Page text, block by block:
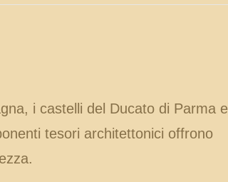
i castelli del Ducato di Parma e
tesori architettonici offrono